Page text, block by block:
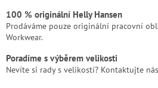
100 % originální Helly Hansen
Prodáváme pouze originální pracovní
Workwear.
Poradíme s výběrem velikosti
Nevíte si rady s velikostí? Kontaktujte